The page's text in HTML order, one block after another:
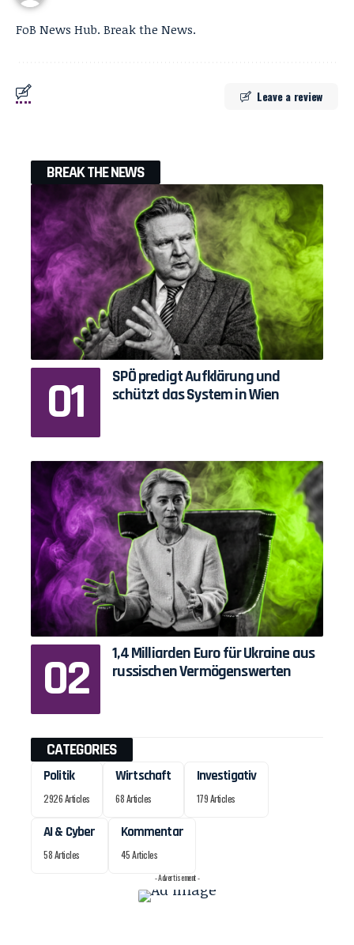
FoB News Hub. Break the News.
Leave a review
BREAK THE NEWS
SPÖ predigt Aufklärung und
schützt das System in Wien
1,4 Milliarden Euro für Ukraine aus
russischen Vermögenswerten
CATEGORIES
Politik
2926 Articles
Wirtschaft
68 Articles
Investigativ
179 Articles
AI & Cyber
58 Articles
Kommentar
45 Articles
- Advertisement -